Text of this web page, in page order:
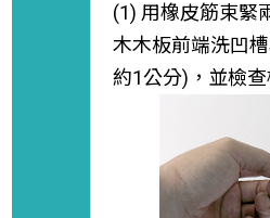
(1) 用橡皮筋束緊
木木板前端洗凹
約1公分)，並檢